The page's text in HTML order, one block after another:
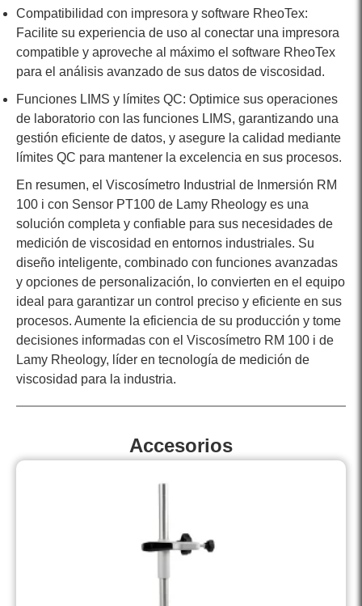
Compatibilidad con impresora y software RheoTex:
Facilite su experiencia de uso al conectar una impresora
compatible y aproveche al máximo el software RheoTex
para el análisis avanzado de sus datos de viscosidad.
Funciones LIMS y límites QC: Optimice sus operaciones
de laboratorio con las funciones LIMS, garantizando una
gestión eficiente de datos, y asegure la calidad mediante
límites QC para mantener la excelencia en sus procesos.
En resumen, el Viscosímetro Industrial de Inmersión RM
100 i con Sensor PT100 de Lamy Rheology es una
solución completa y confiable para sus necesidades de
medición de viscosidad en entornos industriales. Su
diseño inteligente, combinado con funciones avanzadas
y opciones de personalización, lo convierten en el equipo
ideal para garantizar un control preciso y eficiente en sus
procesos. Aumente la eficiencia de su producción y tome
decisiones informadas con el Viscosímetro RM 100 i de
Lamy Rheology, líder en tecnología de medición de
viscosidad para la industria.
Accesorios